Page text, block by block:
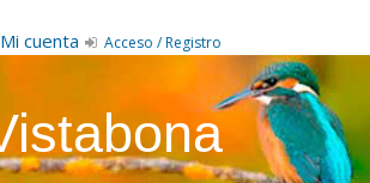
Mi cuenta Acceso / Registro